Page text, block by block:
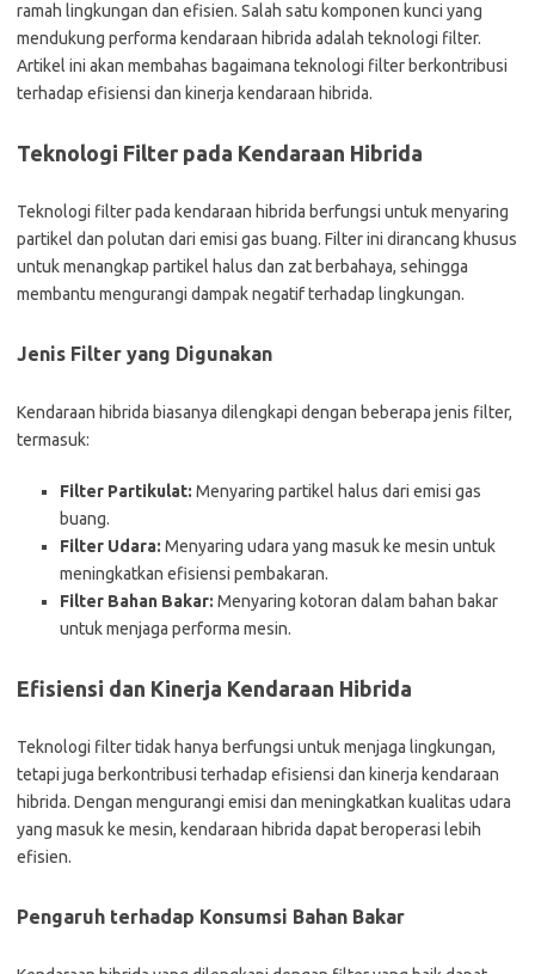
ramah lingkungan dan efisien. Salah satu komponen kunci yang
mendukung performa kendaraan hibrida adalah teknologi filter.
Artikel ini akan membahas bagaimana teknologi filter berkontribusi
terhadap efisiensi dan kinerja kendaraan hibrida.
Teknologi Filter pada Kendaraan Hibrida
Teknologi filter pada kendaraan hibrida berfungsi untuk menyaring
partikel dan polutan dari emisi gas buang. Filter ini dirancang khusus
untuk menangkap partikel halus dan zat berbahaya, sehingga
membantu mengurangi dampak negatif terhadap lingkungan.
Jenis Filter yang Digunakan
Kendaraan hibrida biasanya dilengkapi dengan beberapa jenis filter,
termasuk:
Filter Partikulat: Menyaring partikel halus dari emisi gas
buang.
Filter Udara: Menyaring udara yang masuk ke mesin untuk
meningkatkan efisiensi pembakaran.
Filter Bahan Bakar: Menyaring kotoran dalam bahan bakar
untuk menjaga performa mesin.
Efisiensi dan Kinerja Kendaraan Hibrida
Teknologi filter tidak hanya berfungsi untuk menjaga lingkungan,
tetapi juga berkontribusi terhadap efisiensi dan kinerja kendaraan
hibrida. Dengan mengurangi emisi dan meningkatkan kualitas udara
yang masuk ke mesin, kendaraan hibrida dapat beroperasi lebih
efisien.
Pengaruh terhadap Konsumsi Bahan Bakar